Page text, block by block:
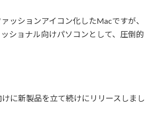
ッションアイコン化したMacですが、
ショナル向けパソコンとして、圧倒的
に新製品を立て続けにリリースしまし